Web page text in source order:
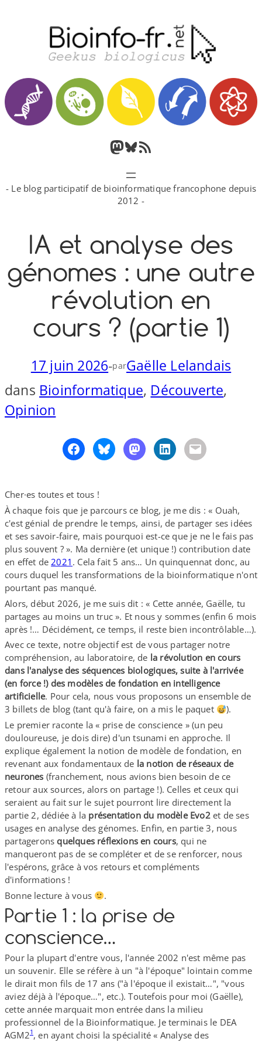
M
o
o
n
B
l
u
s
y
F
u
R
S
S
- Le blog participatif de bioinformatique francophone depuis
2012 -
IA et analyse des
génomes : une autre
révolution en
cours ? (partie 1)
17 juin 2026-parGaëlle Lelandais
dans Bioinformatique, Découverte
Opinion
Cher·es toutes et tous !
À chaque fois que je parcours ce blog, je me dis : « Ouah,
c'est génial de prendre le temps, ainsi, de partager ses idées
et ses savoir-​faire, mais pourquoi est-​ce que je ne le fais pas
plus souvent ? ». Ma dernière (et unique !) contribution date
en effet de 2021 . Cela fait 5 ans… Un quinquennat donc, au
cours duquel les transformations de la bioinformatique n'ont
pourtant pas manqué.
Alors, début 2026, je me suis dit : « Cette année, Gaëlle, tu
partages au moins un truc ». Et nous y sommes (enfin 6 mois
après !… Décidément, ce temps, il reste bien incontrôlable…).
Avec ce texte, notre objectif est de vous partager notre
compréhension, au laboratoire, de la révolution en cours
dans l'analyse des séquences biologiques, suite à l'arrivée
(en force !) des modèles de fondation en intelligence
artificielle. Pour cela, nous vous proposons un ensemble de
3 billets de blog (tant qu'à faire, on a mis le paquet
).
Le premier raconte la « prise de conscience » (un peu
douloureuse, je dois dire) d'un tsunami en approche. Il
explique également la notion de modèle de fondation, en
revenant aux fondamentaux de la notion de réseaux de
neurones (franchement, nous avions bien besoin de ce
retour aux sources, alors on partage !). Celles et ceux qui
seraient au fait sur le sujet pourront lire directement la
partie 2, dédiée à la présentation du modèle Evo2et de ses
usages en analyse des génomes. Enfin, en partie 3, nous
partageronsquelques réflexions en cours, qui ne
manqueront pas de se compléter et de se renforcer, nous
l'espérons, grâce à vos retours et compléments
d'informations !
Bonne lecture à vous
.
Partie 1 : la prise de
conscience…
Pour la plupart d'entre vous, l'année 2002 n'est même pas
un souvenir. Elle se réfère à un "à l'époque" lointain comme
le dirait mon fils de 17 ans ("à l'époque il existait…", "vous
aviez déjà à l'époque…", etc.). Toutefois pour moi (Gaëlle),
cette année marquait mon entrée dans la milieu
professionnel de la Bioinformatique. Je terminais le DEA
AGM21 , en ayant choisi la spécialité « Analyse des